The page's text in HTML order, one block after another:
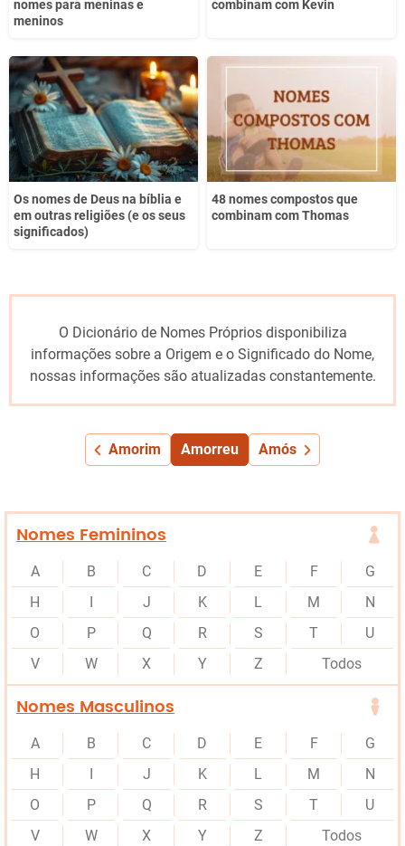
nomes para meninas e
meninos
combinam com Kevin
Os nomes de Deus na bíblia e
em outras religiões (e os seus
significados)
48 nomes compostos que
combinam com Thomas
O Dicionário de Nomes Próprios disponibiliza
informações sobre a Origem e o Significado do Nome,
nossas informações são atualizadas constantemente.
Amorim Amorreu Amós
Nomes Femininos
A B C D E F
G
H
J K L M
N
O
P Q R S T
U
V
W X Y Z Todos
Nomes Masculinos
A B C D E F
G
H
J K L M
N
O
P Q R S T
U
V
W X Y Z Todos